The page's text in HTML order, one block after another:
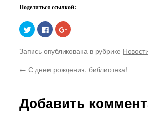
Поделиться ссылкой:
Нажмите,
чтобы
поделиться
Twitter
(Открывается
новом
окне)
Нажмите
здесь,
чтобы
контентом
на
(Открывается
в
окне)
Нажмите,
чтобы
Google+
(Открывается
новом
окне)
Запись опубликована в рубрике Новости
← С днем рождения, библиотека!
Добавить